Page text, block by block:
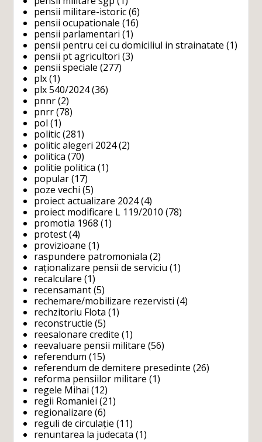
pensii militare-istoric (6)
pensii ocupationale (16)
pensii parlamentari (1)
pensii pentru cei cu domiciliul in strainatate (1)
pensii pt agricultori (3)
pensii speciale (277)
plx (1)
plx 540/2024(36)
pnnr (2)
pnrr (78)
pol (1)
politic (281)
politic alegeri 2024(2)
politica (70)
politie politica (1)
popular (17)
poze vechi (5)
proiect actualizare 2024(4)
proiect modificare L 119/2010 (78)
promotia 1968 (1)
protest (4)
provizioane (1)
raspundere patromoniala (2)
raționalizare pensii de serviciu (1)
recalculare (1)
recensamant (5)
rechemare/mobilizare rezervisti (4)
rechzitoriu Flota (1)
reconstructie (5)
reesalonare credite (1)
reevaluare pensii militare (56)
referendum (15)
referendum de demitere presedinte (26)
reforma pensiilor militare (1)
regele Mihai (12)
regii Romaniei (21)
regionalizare (6)
reguli de circulație (11)
renuntarea la judecata (1)